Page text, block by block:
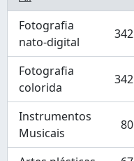
Fotografia
nato-digital
, 342 results 342
Fotografia
colorida
, 342 results 342
Instrumentos
Musicais
, 80 results 80